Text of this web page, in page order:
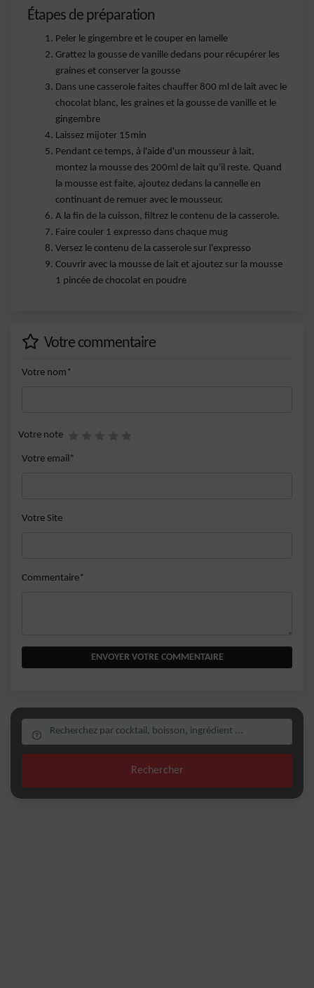
Étapes de préparation
Peler le gingembre et le couper en lamelle
Grattez la gousse de vanille dedans pour récupérer les
graines et conserver la gousse
Dans une casserole faites chauffer 800 ml de lait avec le
chocolat blanc, les graines et la gousse de vanille et le
gingembre
Laissez mijoter 15min
Pendant ce temps, à l'aide d'un mousseur à lait,
montez la mousse des 200ml de lait qu'il reste. Quand
la mousse est faite, ajoutez dedans la cannelle en
continuant de remuer avec le mousseur.
A la fin de la cuisson, filtrez le contenu de la casserole.
Faire couler 1 expresso dans chaque mug
Versez le contenu de la casserole sur l'expresso
Couvrir avec la mousse de lait et ajoutez sur la mousse
1 pincée de chocolat en poudre
Votre commentaire
Votre nom*
Votre note
Votre email*
Votre Site
Commentaire*
ENVOYER VOTRE COMMENTAIRE
Rechercher